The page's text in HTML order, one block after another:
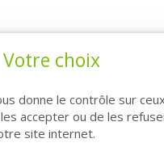
Votre choix
donne le contrôle sur
accepter ou de les
site internet.